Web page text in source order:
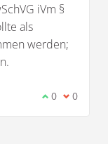
iVm §
als
werden;
Ich stimme
0 Ich bin
0